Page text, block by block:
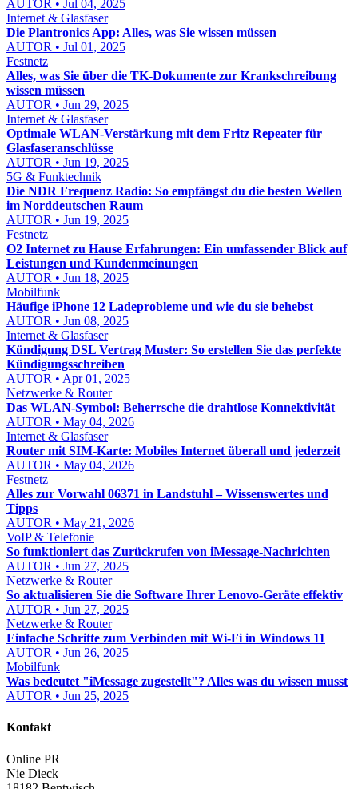
AUTOR • Jul 04, 2025
Internet & Glasfaser
Die Plantronics App: Alles, was Sie wissen müssen
AUTOR • Jul 01, 2025
Festnetz
Alles, was Sie über die TK-Dokumente zur Krankschreibung
wissen müssen
AUTOR • Jun 29, 2025
Internet & Glasfaser
Optimale WLAN-Verstärkung mit dem Fritz Repeater für
Glasfaseranschlüsse
AUTOR • Jun 19, 2025
5G & Funktechnik
Die NDR Frequenz Radio: So empfängst du die besten Wellen
im Norddeutschen Raum
AUTOR • Jun 19, 2025
Festnetz
O2 Internet zu Hause Erfahrungen: Ein umfassender Blick auf
Leistungen und Kundenmeinungen
AUTOR • Jun 18, 2025
Mobilfunk
Häufige iPhone 12 Ladeprobleme und wie du sie behebst
AUTOR • Jun 08, 2025
Internet & Glasfaser
Kündigung DSL Vertrag Muster: So erstellen Sie das perfekte
Kündigungsschreiben
AUTOR • Apr 01, 2025
Netzwerke & Router
Das WLAN-Symbol: Beherrsche die drahtlose Konnektivität
AUTOR • May 04, 2026
Internet & Glasfaser
Router mit SIM-Karte: Mobiles Internet überall und jederzeit
AUTOR • May 04, 2026
Festnetz
Alles zur Vorwahl 06371 in Landstuhl – Wissenswertes und
Tipps
AUTOR • May 21, 2026
VoIP & Telefonie
So funktioniert das Zurückrufen von iMessage-Nachrichten
AUTOR • Jun 27, 2025
Netzwerke & Router
So aktualisieren Sie die Software Ihrer Lenovo-Geräte effektiv
AUTOR • Jun 27, 2025
Netzwerke & Router
Einfache Schritte zum Verbinden mit Wi-Fi in Windows 11
AUTOR • Jun 26, 2025
Mobilfunk
Was bedeutet "iMessage zugestellt"? Alles was du wissen musst
AUTOR • Jun 25, 2025
Kontakt
Online PR
Nie Dieck